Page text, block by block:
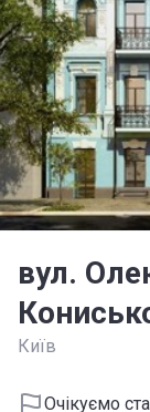
вул.
Київ
Очікуємо